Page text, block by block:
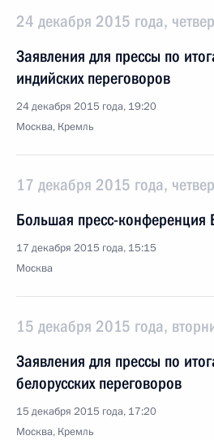
24 декабря 2015 года,
Заявления для прессы по
индийских переговоров
24 декабря 2015 года, 19:20
Москва, Кремль
17 декабря 2015 года,
Большая пресс-конференция
17 декабря 2015 года, 15:15
Москва
15 декабря 2015 года,
Заявления для прессы по
белорусских переговоров
15 декабря 2015 года, 17:20
Москва, Кремль